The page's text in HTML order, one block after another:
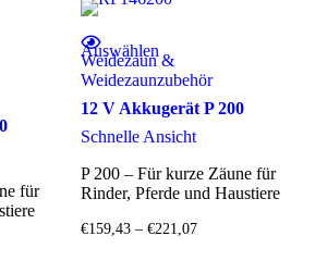
für
AuswählenDieses Produkt weist mehrere Varianten auf. Die Optionen können auf der Produktseite gewählt werden
Weidezaun &
Weidezaunzubehör
12 V Akkugerät P 200
Schnelle Ansicht
P 200 – Für kurze Zäune für
Rinder, Pferde und Haustiere
€159,43– €221,07